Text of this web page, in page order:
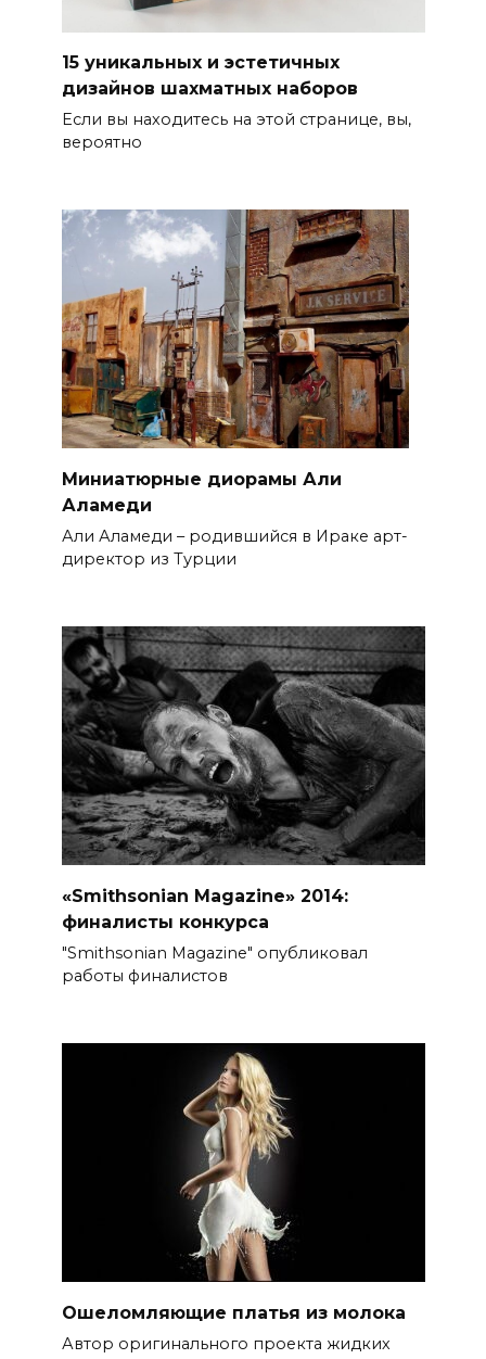
15 уникальных и эстетичных
дизайнов шахматных наборов
Если вы находитесь на этой странице, вы,
вероятно
Миниатюрные диорамы Али
Аламеди
Али Аламеди – родившийся в Ираке арт-
директор из Турции
«Smithsonian Magazine» 2014:
финалисты конкурса
"Smithsonian Magazine" опубликовал
работы финалистов
Ошеломляющие платья из молока
Автор оригинального проекта жидких